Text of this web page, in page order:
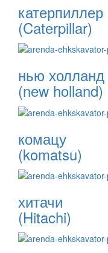
катерпиллер
(Caterpillar)
нью холланд
(new holland)
комацу
(komatsu)
хитачи
(Hitachi)